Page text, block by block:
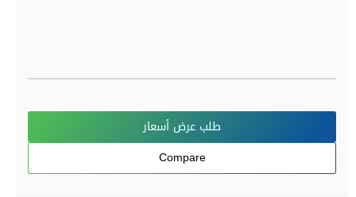
طلب عرض أسعار
Compare